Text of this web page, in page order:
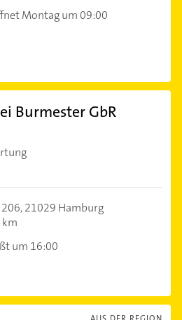
Montag um 09:00
Burmester GbR
21029 Hamburg
km
um 16:00